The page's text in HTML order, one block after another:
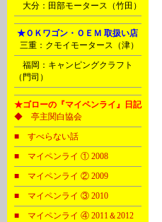
大分：田部モータース（竹田）
★ＯＫワゴン・ＯＥＭ 取扱い店
三重：クモイモータース（津）
福岡：キャンピングクラフト
（門司）
★ゴローの『マイペンライ』日記
◆ 亭主関白協会
■ すべらない話
■ マイペンライ ① 2008
■ マイペンライ ② 2009
■ マイペンライ ③ 2010
■ マイペンライ ④ 2011＆2012